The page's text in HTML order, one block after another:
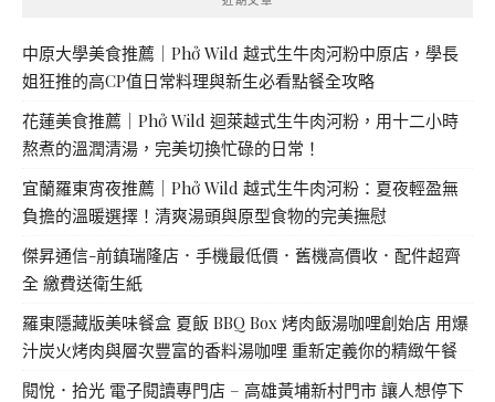
中原大學美食推薦｜Phở Wild 越式生牛肉河粉中原店，學長
姐狂推的高CP值日常料理與新生必看點餐全攻略
花蓮美食推薦｜Phở Wild 迴萊越式生牛肉河粉，用十二小時
熬煮的溫潤清湯，完美切換忙碌的日常！
宜蘭羅東宵夜推薦｜Phở Wild 越式生牛肉河粉：夏夜輕盈無
負擔的溫暖選擇！清爽湯頭與原型食物的完美撫慰
傑昇通信-前鎮瑞隆店．手機最低價．舊機高價收．配件超齊
全 繳費送衛生紙
羅東隱藏版美味餐盒 夏飯 BBQ Box 烤肉飯湯咖哩創始店 用爆
汁炭火烤肉與層次豐富的香料湯咖哩 重新定義你的精緻午餐
閱悅．拾光 電子閱讀專門店 – 高雄黃埔新村門市 讓人想停下